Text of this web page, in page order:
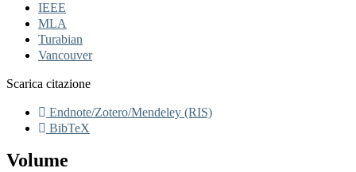
IEEE
MLA
Turabian
Vancouver
Scarica citazione
Endnote/Zotero/Mendeley (RIS)
BibTeX
Volume